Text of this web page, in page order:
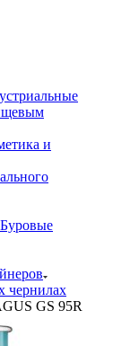
и
Буровые
чернилах
GS 95R